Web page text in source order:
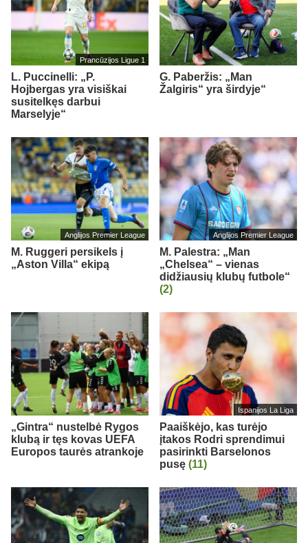
Prancūzijos Ligue 1
L. Puccinelli: „P.
Hojbergas yra visiškai
susitelkęs darbui
Marselyje“
G. Paberžis: „Man
Žalgiris“ yra širdyje“
Anglijos Premier League
M. Ruggeri persikels į
„Aston Villa“ ekipą
Anglijos Premier League
M. Palestra: „Man
„Chelsea“ – vienas
didžiausių klubų futbole“
(2)
„Gintra“ nustelbė Rygos
klubą ir tęs kovas UEFA
Europos taurės atrankoje
Ispanijos La Liga
Paaiškėjo, kas turėjo
įtakos Rodri sprendimui
pasirinkti Barselonos
pusę (11)